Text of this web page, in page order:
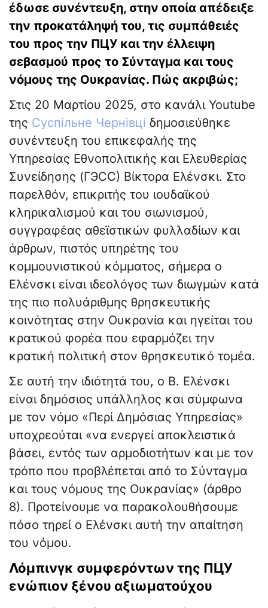
έδωσε συνέντευξη, στην οποία απέδειξε
την προκατάληψή του, τις συμπάθειές
του προς την ΠЦУ και την έλλειψη
σεβασμού προς το Σύνταγμα και τους
νόμους της Ουκρανίας. Πώς ακριβώς;
Στις 20 Μαρτίου 2025, στο κανάλι Youtube
της Суспільне Чернівці δημοσιεύθηκε
συνέντευξη του επικεφαλής της
Υπηρεσίας Εθνοπολιτικής και Ελευθερίας
Συνείδησης (ГЭСС) Βίκτορα Ελένσκι. Στο
παρελθόν, επικριτής του ιουδαϊκού
κληρικαλισμού και του σιωνισμού,
συγγραφέας αθεϊστικών φυλλαδίων και
άρθρων, πιστός υπηρέτης του
κομμουνιστικού κόμματος, σήμερα ο
Ελένσκι είναι ιδεολόγος των διωγμών κατά
της πιο πολυάριθμης θρησκευτικής
κοινότητας στην Ουκρανία και ηγείται του
κρατικού φορέα που εφαρμόζει την
κρατική πολιτική στον θρησκευτικό τομέα.
Σε αυτή την ιδιότητά του, ο Β. Ελένσκι
είναι δημόσιος υπάλληλος και σύμφωνα
με τον νόμο «Περί Δημόσιας Υπηρεσίας»
υποχρεούται «να ενεργεί αποκλειστικά
βάσει, εντός των αρμοδιοτήτων και με τον
τρόπο που προβλέπεται από το Σύνταγμα
και τους νόμους της Ουκρανίας» (άρθρο
8). Προτείνουμε να παρακολουθήσουμε
πόσο τηρεί ο Ελένσκι αυτή την απαίτηση
του νόμου.
Λόμπινγκ συμφερόντων της ΠЦУ
ενώπιον ξένου αξιωματούχου